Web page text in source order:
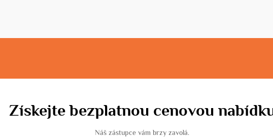
Získejte bezplatnou cenovou
Náš zástupce vám brzy zavolá.